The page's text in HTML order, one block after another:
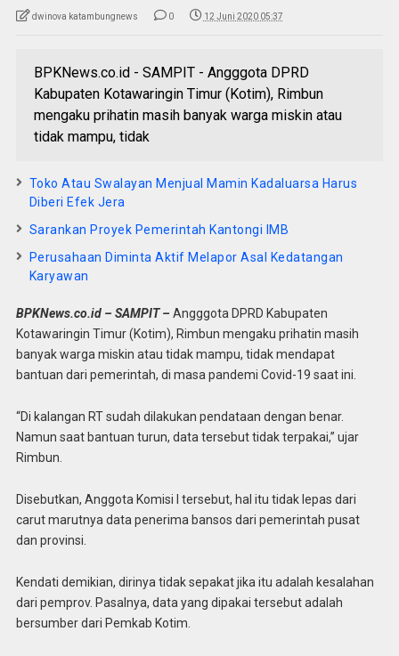
dwinova katambungnews 0 12 Juni 2020 05:37
BPKNews.co.id - SAMPIT - Angggota DPRD
Kabupaten Kotawaringin Timur (Kotim), Rimbun
mengaku prihatin masih banyak warga miskin atau
tidak mampu, tidak
Toko Atau Swalayan Menjual Mamin Kadaluarsa Harus
Diberi Efek Jera
Sarankan Proyek Pemerintah Kantongi IMB
Perusahaan Diminta Aktif Melapor Asal Kedatangan
Karyawan
BPKNews.co.id – SAMPIT – Angggota DPRD Kabupaten
Kotawaringin Timur (Kotim), Rimbun mengaku prihatin masih
banyak warga miskin atau tidak mampu, tidak mendapat
bantuan dari pemerintah, di masa pandemi Covid-19 saat ini.
“Di kalangan RT sudah dilakukan pendataan dengan benar.
Namun saat bantuan turun, data tersebut tidak terpakai,” ujar
Rimbun.
Disebutkan, Anggota Komisi I tersebut, hal itu tidak lepas dari
carut marutnya data penerima bansos dari pemerintah pusat
dan provinsi.
Kendati demikian, dirinya tidak sepakat jika itu adalah kesalahan
dari pemprov. Pasalnya, data yang dipakai tersebut adalah
bersumber dari Pemkab Kotim.